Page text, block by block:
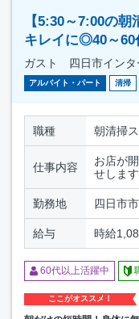
【5:30～7:00の
キレイに◎40～60
ガスト 四日市インタ
アルバイト・パート 清掃
職種 朝清掃
仕事内容
お店が
せします
勤務地 四日市市
給与 時給
60代以上活躍中
ここがオススメ！